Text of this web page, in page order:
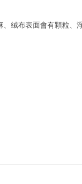
絨布表面會有顆粒